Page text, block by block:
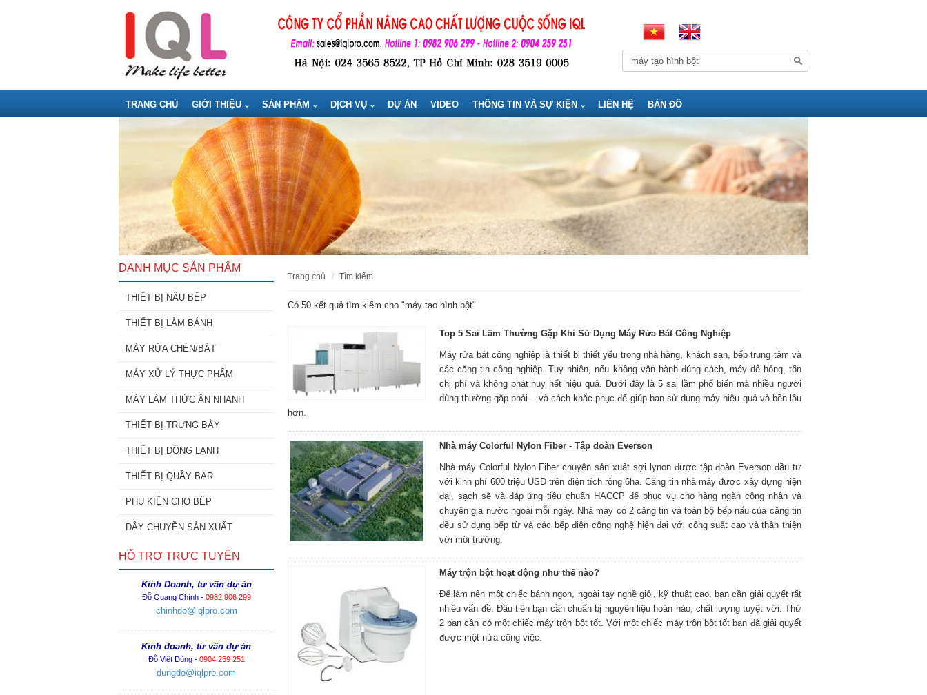
TRANG CHỦ GIỚI THIỆU SẢN PHẨM DỊCH VỤ DỰ ÁN VIDEO THÔNG TIN VÀ SỰ KIỆN LIÊN HỆ BẢN ĐỒ
DANH MỤC SẢN PHẨM
THIẾT BỊ NẤU BẾP
THIẾT BỊ LÀM BÁNH
MÁY RỬA CHÉN/BÁT
MÁY XỬ LÝ THỰC PHẨM
MÁY LÀM THỨC ĂN NHANH
THIẾT BỊ TRƯNG BÀY
THIẾT BỊ ĐÔNG LẠNH
THIẾT BỊ QUẦY BAR
PHỤ KIỆN CHO BẾP
DÂY CHUYỀN SẢN XUẤT
HỖ TRỢ TRỰC TUYẾN
Kinh Doanh, tư vấn dự án
Đỗ Quang Chính - 0982 906 299
chinhdo@iqlpro.com
Kinh doanh, tư vấn dự án
Đỗ Việt Dũng - 0904 259 251
dungdo@iqlpro.com
trang chủ tìm kiếm
Có 50 kết quả tìm kiếm cho "máy tạo hình bột"
Top 5 Sai Lầm Thường Gặp Khi Sử Dụng Máy Rửa Bát Công Nghiệp
Máy rửa bát công nghiệp là thiết bị thiết yếu trong nhà hàng, khách sạn, bếp trung tâm và
các căng tin công nghiệp. Tuy nhiên, nếu không vận hành đúng cách, máy dễ hỏng, tốn
chi phí và không phát huy hết hiệu quả. Dưới đây là 5 sai lầm phổ biến mà nhiều người
dùng thường gặp phải – và cách khắc phục để giúp bạn sử dụng máy hiệu quả và bền lâu
hơn.
Nhà máy Colorful Nylon Fiber - Tập đoàn Everson
Nhà máy Colorful Nylon Fiber chuyên sản xuất sợi lynon được tập đoàn Everson đầu tư
với kinh phí 600 triệu USD trên diện tích rộng 6ha. Căng tin nhà máy được xây dựng hiện
đại, sạch sẽ và đáp ứng tiêu chuẩn HACCP để phục vụ cho hàng ngàn công nhân và
chuyên gia nước ngoài mỗi ngày. Nhà máy có 2 căng tin và toàn bộ bếp nấu của căng tin
đều sử dụng bếp từ và các bếp điện công nghệ hiện đại với công suất cao và thân thiện
với môi trường.
Máy trộn bột hoạt động như thế nào?
Để làm nên một chiếc bánh ngon, ngoài tay nghề giỏi, kỹ thuật cao, bạn cần giải quyết rất
nhiều vấn đề. Đầu tiên bạn cần chuẩn bị nguyên liệu hoàn hảo, chất lượng tuyệt vời. Thứ
2 bạn cần có một chiếc máy trộn bột tốt. Với một chiếc máy trộn bột tốt bạn đã giải quyết
được một nửa công việc.